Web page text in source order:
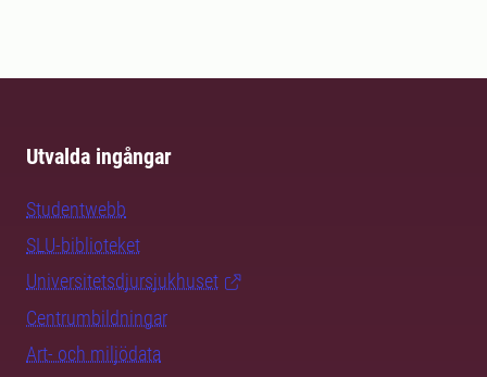
Utvalda ingångar
Studentwebb
SLU-biblioteket
Universitetsdjursjukhuset
Centrumbildningar
Art- och miljödata